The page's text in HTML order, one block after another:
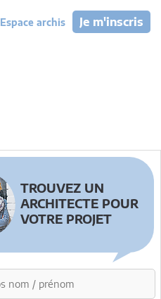
Je m'inscris
Espace archis
TROUVEZ UN
ARCHITECTE POUR
VOTRE PROJET